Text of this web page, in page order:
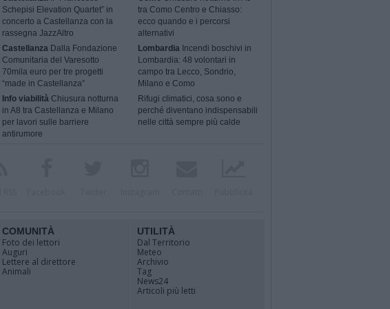
Schepisi Elevation Quartet” in
concerto a Castellanza con la
rassegna JazzAltro
CastellanzaDalla Fondazione
Comunitaria del Varesotto
70mila euro per tre progetti
“made in Castellanza”
Info viabilitàChiusura notturna
in A8 tra Castellanza e Milano
per lavori sulle barriere
antirumore
tra Como Centro e Chiasso:
ecco quando e i percorsi
alternativi
Lombardia Incendi boschivi in
Lombardia: 48 volontari in
campo tra Lecco, Sondrio,
Milano e Como
Rifugi climatici, cosa sono e
perché diventano indispensabili
nelle città sempre più calde
COMUNITÀ
Foto dei lettori
Auguri
Lettere al direttore
Animali
UTILITÀ
Dal Territorio
Meteo
Archivio
Tag
News24
Articoli più letti